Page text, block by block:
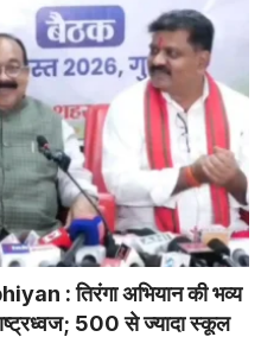
: तिरंगा अभियान की भव्य
500 से ज्यादा स्कूल